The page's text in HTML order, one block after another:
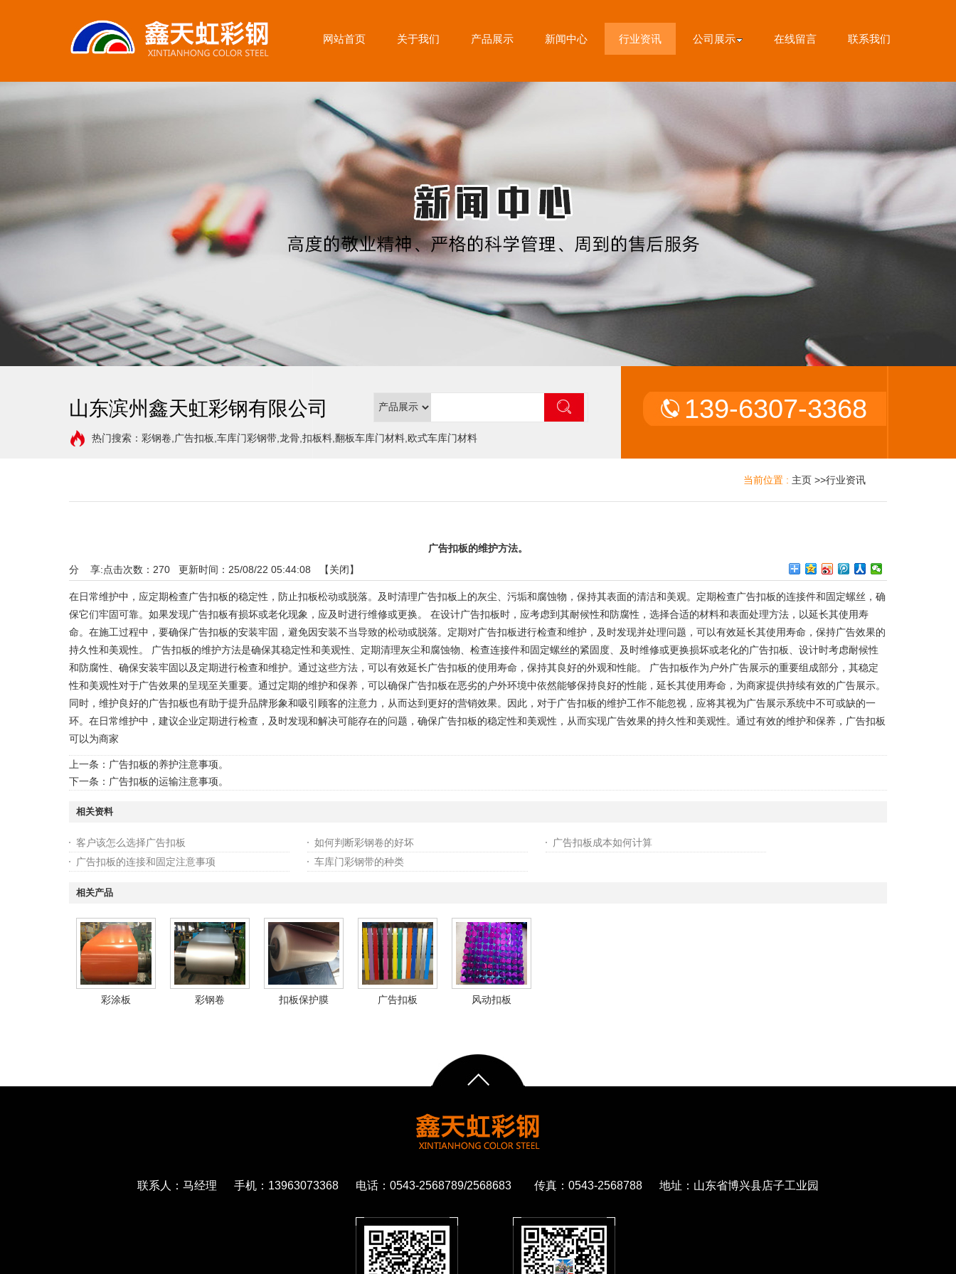
网站首页 关于我们 产品展示 新闻中心 行业资讯 公司展示 在线留言 联系我们
山东滨州鑫天虹彩钢有限公司
热门搜索：彩钢卷,广告扣板,车库门彩钢带,龙骨,扣板料,翻板车库门材料,欧式车库门材料
139-6307-3368
当前位置 : 主页 >>行业资讯
广告扣板的维护方法。
点击次数： 270 更新时间：25/08/22 05:44:08 【关闭】
分 享:
在日常维护中，应定期检查广告扣板的稳定性，防止扣板松动或脱落。及时清理广告扣板上的灰尘、污垢和腐蚀物，保持其表面的清洁和美观。定期检查广告扣板的连接件和固定螺丝，确
保它们牢固可靠。如果发现广告扣板有损坏或老化现象，应及时进行维修或更换。 在设计广告扣板时，应考虑到其耐候性和防腐性，选择合适的材料和表面处理方法，以延长其使用寿
命。在施工过程中，要确保广告扣板的安装牢固，避免因安装不当导致的松动或脱落。定期对广告扣板进行检查和维护，及时发现并处理问题，可以有效延长其使用寿命，保持广告效果的
持久性和美观性。 广告扣板的维护方法是确保其稳定性和美观性、定期清理灰尘和腐蚀物、检查连接件和固定螺丝的紧固度、及时维修或更换损坏或老化的广告扣板、设计时考虑耐候性
和防腐性、确保安装牢固以及定期进行检查和维护。通过这些方法，可以有效延长广告扣板的使用寿命，保持其良好的外观和性能。 广告扣板作为户外广告展示的重要组成部分，其稳定
性和美观性对于广告效果的呈现至关重要。通过定期的维护和保养，可以确保广告扣板在恶劣的户外环境中依然能够保持良好的性能，延长其使用寿命，为商家提供持续有效的广告展示。
同时，维护良好的广告扣板也有助于提升品牌形象和吸引顾客的注意力，从而达到更好的营销效果。因此，对于广告扣板的维护工作不能忽视，应将其视为广告展示系统中不可或缺的一
环。在日常维护中，建议企业定期进行检查，及时发现和解决可能存在的问题，确保广告扣板的稳定性和美观性，从而实现广告效果的持久性和美观性。通过有效的维护和保养，广告扣板
可以为商家
上一条： 广告扣板的养护注意事项。
下一条： 广告扣板的运输注意事项。
相关资料
客户该怎么选择广告扣板 如何判断彩钢卷的好坏
广告扣板成本如何计算
广告扣板的连接和固定注意事项
车库门彩钢带的种类
相关产品
彩涂板 彩钢卷 扣板保护膜 广告扣板 风动扣板
联系人：马经理 手机：13963073368 电话：0543-2568789/2568683 传真：0543-2568788 地址：山东省博兴县店子工业园